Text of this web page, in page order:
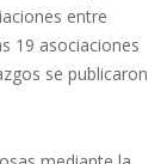
entre
19 asociaciones
se publicaron